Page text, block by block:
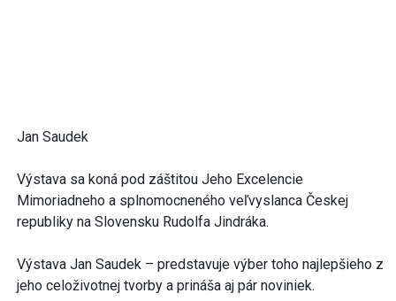
Jan Saudek
Výstava sa koná pod záštitou Jeho Excelencie
Mimoriadneho a splnomocneného veľvyslanca Českej
republiky na Slovensku Rudolfa Jindráka.
Výstava Jan Saudek – predstavuje výber toho najlepšieho z
jeho celoživotnej tvorby a prináša aj pár noviniek.